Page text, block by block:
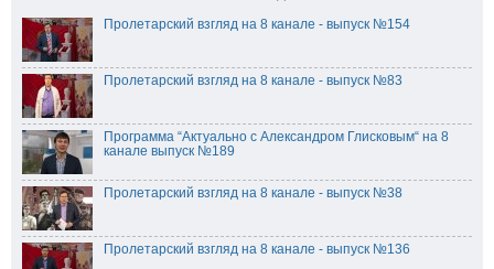
Пролетарский взгляд на 8 канале - выпуск №154
Пролетарский взгляд на 8 канале - выпуск №83
Программа “Актуально с Александром Глисковым“ на 8
канале выпуск №189
Пролетарский взгляд на 8 канале - выпуск №38
Пролетарский взгляд на 8 канале - выпуск №136